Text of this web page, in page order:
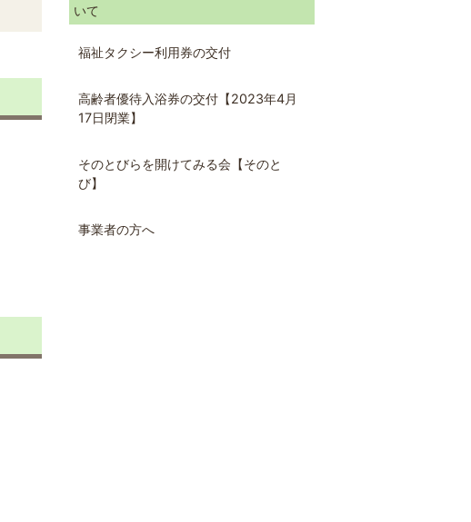
いて
福祉タクシー利用券の交付
高齢者優待入浴券の交付【2023年4月
17日閉業】
そのとびらを開けてみる会【そのと
び】
事業者の方へ